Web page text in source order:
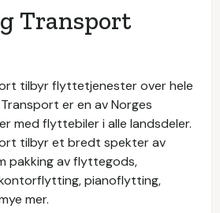
Transport
tilbyr flyttetjenester over hele
er en av Norges
med flyttebiler i alle landsdeler.
tilbyr et bredt spekter av
pakking av flyttegods,
pianoflytting,
mer.